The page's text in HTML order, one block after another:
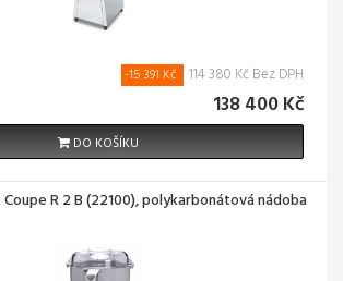
-15 391 Kč 114 380 Kč Bez DPH
138 400 Kč
DO KOŠÍKU
R 2 B (22100), polykarbonátová nádoba